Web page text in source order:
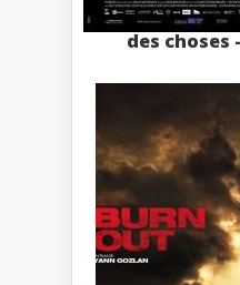
des choses